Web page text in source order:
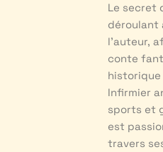
Le secret
déroulant
l’auteur,
conte
Infirmier
sports et
est
travers